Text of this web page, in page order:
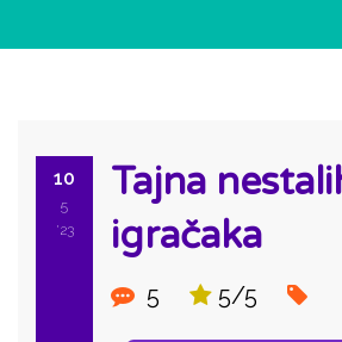
10
5
'23
Tajna
igračaka
5 5/5